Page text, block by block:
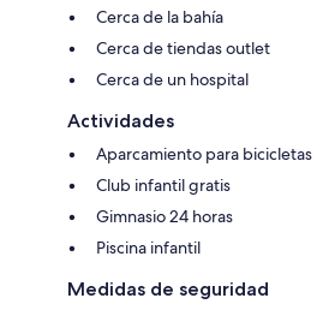
Cerca de la bahía
Cerca de tiendas outlet
Cerca de un hospital
Actividades
Aparcamiento para bicicletas
Club infantil gratis
Gimnasio 24 horas
Piscina infantil
Medidas de seguridad